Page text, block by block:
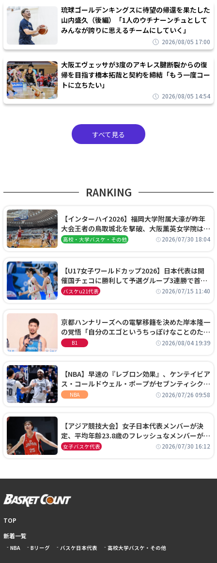
琉球ゴールデンキングスに待望の帰還を果たした
山内盛久（後編）「1人のウチナーンチュとして
みんなが誇りに思えるチームにしていく」
2026/08/05 17:00
大阪エヴェッサが3度のアキレス腱断裂からの復
帰を目指す橋本拓哉と契約を締結「もう一度コー
トに立ちたい」
2026/08/05 14:54
すべて見る
RANKING
【インターハイ2026】福岡大学附属大濠が昨年
大会王者の鳥取城北を撃破、大阪薫英女学院は岐
阜女子に完勝、大会3日目試合結果
高校・大学バスケ・その他 2026/07/30 18:04
【U17女子ワールドカップ2026】日本代表は開
催国チェコに勝利して予選グループ3連勝で首位
通過！準々決勝の相手はエジプトに決定
バスケu21代表 2026/07/15 11:40
京都ハンナリーズへの電撃移籍を決めた岸本隆一
の覚悟「自分のエゴというちっぽけなことのため
に、京都に来たわけではない」
B1 2026/08/04 19:39
【NBA】早速の『レブロン効果』、ケンテイビア
ス・コールドウェル・ポープがセブンティシクサ
ーズに1年契約で加入
NBA 2026/07/26 09:58
【アジア競技大会】女子日本代表メンバーが決
定、平均年齢23.8歳のフレッシュなメンバーが日
本開催の大舞台で頂点を狙う
女子バスケ代表 2026/07/30 16:12
TOP
新着一覧
NBA Bリーグ バスケ日本代表 高校大学バスケ・その他